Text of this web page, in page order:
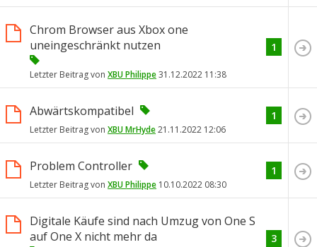
Chrom Browser aus Xbox one
uneingeschränkt nutzen
Letzter Beitrag von XBU Philippe31.12.2022 11:38
1
Abwärtskompatibel
Letzter Beitrag von XBU MrHyde21.11.2022 12:06
1
Problem Controller
Letzter Beitrag von XBU Philippe 10.10.2022 08:30
1
Digitale Käufe sind nach Umzug von One S
auf One X nicht mehr da
3